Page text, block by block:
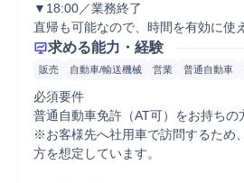
▼18:00／業務終了
直帰も可能なので、時間を有効に使
求める能力・経験
販売 自動車/輸送機械 営業 普通自動車
必須要件
普通自動車免許（AT可）をお持ちの
※お客様先へ社用車で訪問するため
方を想定しています。